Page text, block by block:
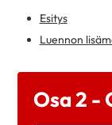
Esitys
Luennon
Osa 2 -